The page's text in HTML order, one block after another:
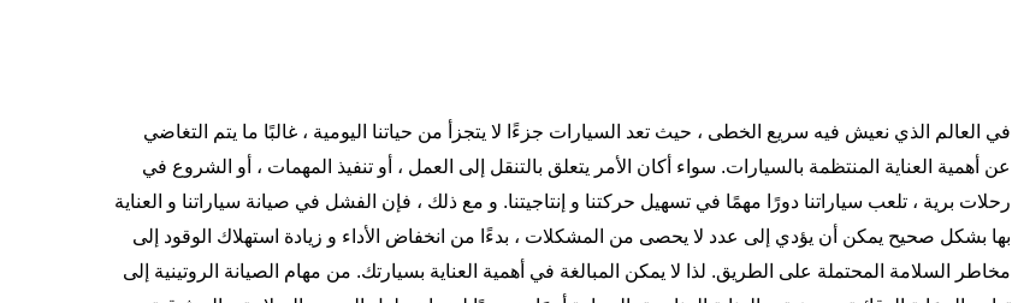
في العالم الذي نعيش فيه سريع الخطى ، حيث تعد السيارات جزءًا لا يتجزأ من حياتنا اليومية ، غالبًا ما يتم التغاضي
عن أهمية العناية المنتظمة بالسيارات. سواء أكان الأمر يتعلق بالتنقل إلى العمل ، أو تنفيذ المهمات ، أو الشروع في
رحلات برية ، تلعب سياراتنا دورًا مهمًا في تسهيل حركتنا و إنتاجيتنا. و مع ذلك ، فإن الفشل في صيانة سياراتنا و العناية
بها بشكل صحيح يمكن أن يؤدي إلى عدد لا يحصى من المشكلات ، بدءًا من انخفاض الأداء و زيادة استهلاك الوقود إلى
مخاطر السلامة المحتملة على الطريق. لذا لا يمكن المبالغة في أهمية العناية بسيارتك. من مهام الصيانة الروتينية إلى